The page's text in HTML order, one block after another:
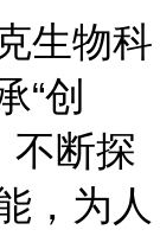
生物科
“创
不断探
，为人